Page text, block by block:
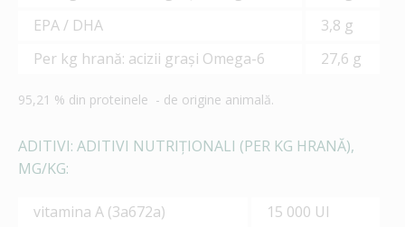
EPA / DHA
3,8 g
Per kg hrană: acizii graşi Omega-6
27,6 g
95,21 % din proteinele - de origine animală.
ADITIVI: ADITIVI NUTRIȚIONALI (PER KG HRANĂ),
MG/KG:
vitamina A (3а672а)
15 000 UI